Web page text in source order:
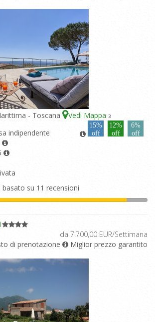
- Toscana Vedi Mappa 3
15%
off
12%
off
6%
off
indipendente
basato su 11 recensioni
da 7.700,00 EUR/Settimana
di prenotazione
Miglior prezzo garantito